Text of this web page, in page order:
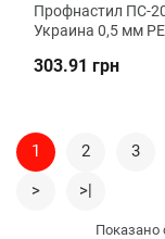
Профнастил ПC-
Украина 0,5 мм
Металика
303.91 грн
1 2 3
>
>|
Показано